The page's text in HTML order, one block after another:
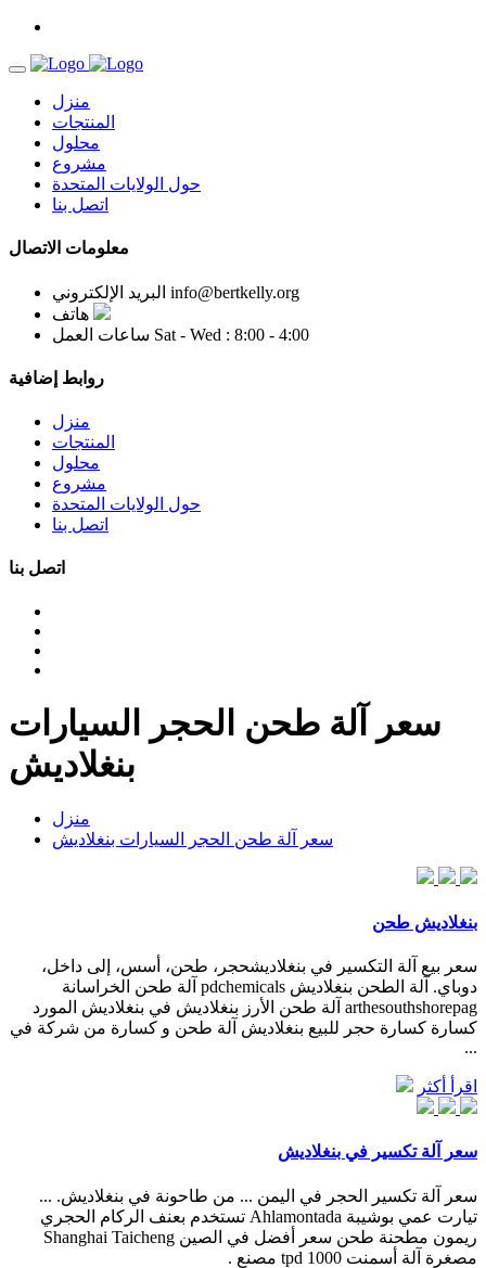
منزل
المنتجات
محلول
مشروع
حول الولايات المتحدة
اتصل بنا
معلومات الاتصال
البريد الإلكتروني info@bertkelly.org
هاتف
ساعات العمل Sat - Wed : 8:00 - 4:00
روابط إضافية
منزل
المنتجات
محلول
مشروع
حول الولايات المتحدة
اتصل بنا
اتصل بنا
سعر آلة طحن الحجر السيارات
بنغلاديش
منزل
سعر آلة طحن الحجر السيارات بنغلاديش
بنغلاديش طحن
سعر بيع آلة التكسير في بنغلاديشحجر، طحن، أسس، إلى داخل،
دوباي. آلة الطحن بنغلاديش pdchemicals آلة طحن الخراسانة
arthesouthshorepag آلة طحن الأرز بنغلاديش في بنغلاديش المورد
كسارة كسارة حجر للبيع بنغلاديش آلة طحن و كسارة من شركة في
...
اقرأ أكثر
سعر آلة تكسير في بنغلاديش
سعر آلة تكسير الحجر في اليمن ... من طاحونة في بنغلاديش. ...
تيارت عمي بوشيبة Ahlamontada تستخدم بعنف الركام الحجري
ريمون مطحنة طحن سعر أفضل في الصين Shanghai Taicheng
مصغرة آلة أسمنت tpd 1000 مصنع .